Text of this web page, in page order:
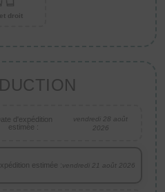
droit
d'expédition
estimée :
vendredi 28 août
2026
estimée :vendredi 21 août 2026